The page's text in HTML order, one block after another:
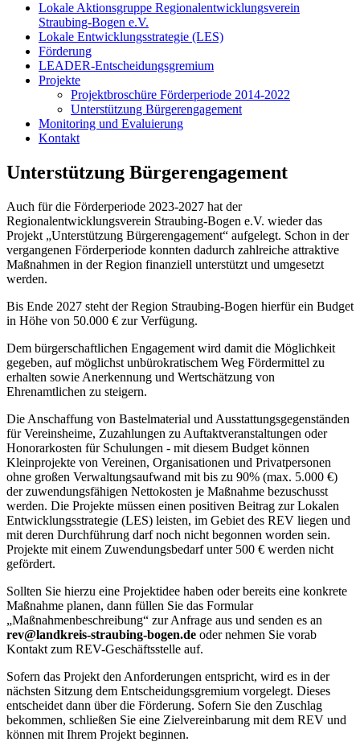
Lokale Aktionsgruppe Regionalentwicklungsverein
Straubing-Bogen e.V.
Lokale Entwicklungsstrategie (LES)
Förderung
LEADER-Entscheidungsgremium
Projekte
Projektbroschüre Förderperiode 2014-2022
Unterstützung Bürgerengagement
Monitoring und Evaluierung
Kontakt
Unterstützung Bürgerengagement
Auch für die Förderperiode 2023-2027 hat der
Regionalentwicklungsverein Straubing-Bogen e.V. wieder das
Projekt „Unterstützung Bürgerengagement“ aufgelegt. Schon in der
vergangenen Förderperiode konnten dadurch zahlreiche attraktive
Maßnahmen in der Region finanziell unterstützt und umgesetzt
werden.
Bis Ende 2027 steht der Region Straubing-Bogen hierfür ein Budget
in Höhe von 50.000 € zur Verfügung.
Dem bürgerschaftlichen Engagement wird damit die Möglichkeit
gegeben, auf möglichst unbürokratischem Weg Fördermittel zu
erhalten sowie Anerkennung und Wertschätzung von
Ehrenamtlichen zu steigern.
Die Anschaffung von Bastelmaterial und Ausstattungsgegenständen
für Vereinsheime, Zuzahlungen zu Auftaktveranstaltungen oder
Honorarkosten für Schulungen - mit diesem Budget können
Kleinprojekte von Vereinen, Organisationen und Privatpersonen
ohne großen Verwaltungsaufwand mit bis zu 90% (max. 5.000 €)
der zuwendungsfähigen Nettokosten je Maßnahme bezuschusst
werden. Die Projekte müssen einen positiven Beitrag zur Lokalen
Entwicklungsstrategie (LES) leisten, im Gebiet des REV liegen und
mit deren Durchführung darf noch nicht begonnen worden sein.
Projekte mit einem Zuwendungsbedarf unter 500 € werden nicht
gefördert.
Sollten Sie hierzu eine Projektidee haben oder bereits eine konkrete
Maßnahme planen, dann füllen Sie das Formular
„Maßnahmenbeschreibung“ zur Anfrage aus und senden es an
rev@landkreis-straubing-bogen.de oder nehmen Sie vorab
Kontakt zum REV-Geschäftsstelle auf.
Sofern das Projekt den Anforderungen entspricht, wird es in der
nächsten Sitzung dem Entscheidungsgremium vorgelegt. Dieses
entscheidet dann über die Förderung. Sofern Sie den Zuschlag
bekommen, schließen Sie eine Zielvereinbarung mit dem REV und
können mit Ihrem Projekt beginnen.